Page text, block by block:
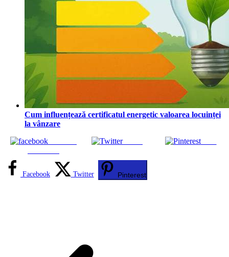
Cum influențează certificatul energetic valoarea locuinței
la vânzare
Tweet Save
Facebook Twitter Pinterest